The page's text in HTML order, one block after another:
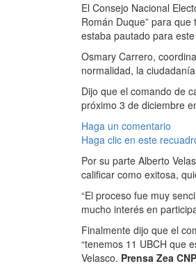
El Consejo Nacional
Román Duque” para
estaba pautado para
Osmary Carrero,
normalidad, la
Dijo que el comando de
próximo 3 de diciembre
Haga un comentario
Haga clic en este
Por su parte Alberto
calificar como exitosa,
“El proceso fue muy
mucho interés en
Finalmente dijo que el
“tenemos 11 UBCH que
Velasco. Prensa Zea